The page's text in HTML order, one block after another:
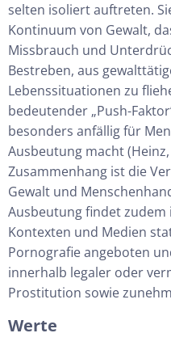
selten isoliert auftreten.
Kontinuum von Gewalt,
Missbrauch und
Bestreben, aus
Lebenssituationen zu
bedeutender „Push-
besonders anfällig für
Ausbeutung macht
Zusammenhang ist die
Gewalt und
Ausbeutung findet zudem
Kontexten und Medien
Pornografie angeboten
innerhalb legaler oder
Prostitution sowie
Werte